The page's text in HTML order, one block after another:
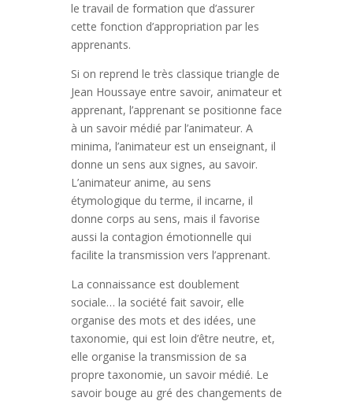
le travail de formation que d’assurer
cette fonction d’appropriation par les
apprenants.
Si on reprend le très classique triangle de
Jean Houssaye entre savoir, animateur et
apprenant, l’apprenant se positionne face
à un savoir médié par l’animateur. A
minima, l’animateur est un enseignant, il
donne un sens aux signes, au savoir.
L’animateur anime, au sens
étymologique du terme, il incarne, il
donne corps au sens, mais il favorise
aussi la contagion émotionnelle qui
facilite la transmission vers l’apprenant.
La connaissance est doublement
sociale… la société fait savoir, elle
organise des mots et des idées, une
taxonomie, qui est loin d’être neutre, et,
elle organise la transmission de sa
propre taxonomie, un savoir médié. Le
savoir bouge au gré des changements de